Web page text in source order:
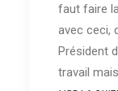
faut faire
avec ceci,
Président
travail